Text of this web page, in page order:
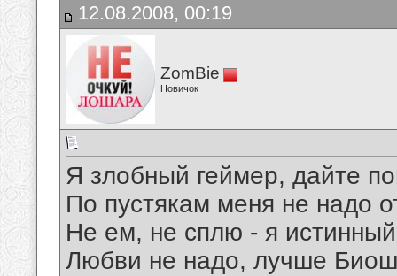
12.08.2008, 00:19
ZomBie
Новичок
Я злобный геймер, дайте
По пустякам меня не надо
Не ем, не сплю - я истинный
Любви не надо, лучше